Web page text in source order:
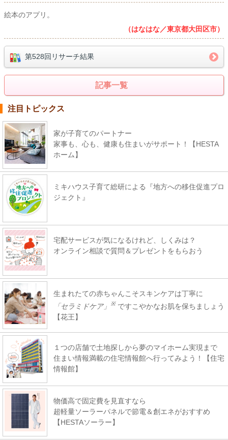
絵本のアプリ。
（はなはな／東京都大田区市）
第528回リサーチ結果
記事一覧
注目トピックス
家が子育てのパートナー
家事も、心も、健康も住まいがサポート！【HESTA
ホーム】
ミキハウス子育て総研による『地方への移住促進プロ
ジェクト』
宅配サービスが気になるけれど、しくみは？
オンライン相談で質問＆プレゼントをもらおう
生まれたての赤ちゃんこそスキンケアは丁寧に
「セラミドケア」
※ ですこやかなお肌を保ちましょう
【花王】
１つの店舗で土地探しから夢のマイホーム実現まで
住まい情報満載の住宅情報館へ行ってみよう！【住宅
情報館】
物価高で固定費を見直すなら
超軽量ソーラーパネルで節電＆創エネがおすすめ
【HESTAソーラー】